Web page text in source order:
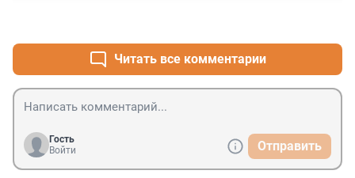
Читать все комментарии
Гость
Войти
Отправить